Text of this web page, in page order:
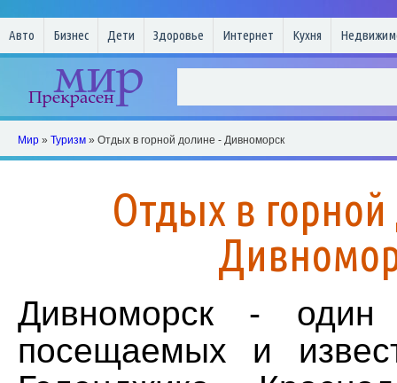
Авто Бизнес Дети Здоровье Интернет Кухня
Мир » Туризм » Отдых в горной долине - Дивноморск
Отдых в
Дивноморск - один
посещаемых и